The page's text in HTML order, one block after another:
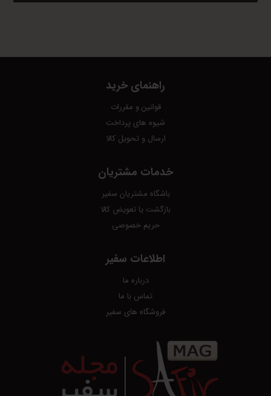
راهنمای خرید
قوانین و مقررات
شیوه های پرداخت
ارسال و تحویل کالا
خدمات مشتریان
باشگاه مشتریان سفیر
بازگشت یا تعویض کالا
حریم خصوصی
اطلاعات سفیر
درباره ما
تماس با ما
فروشگاه های سفیر